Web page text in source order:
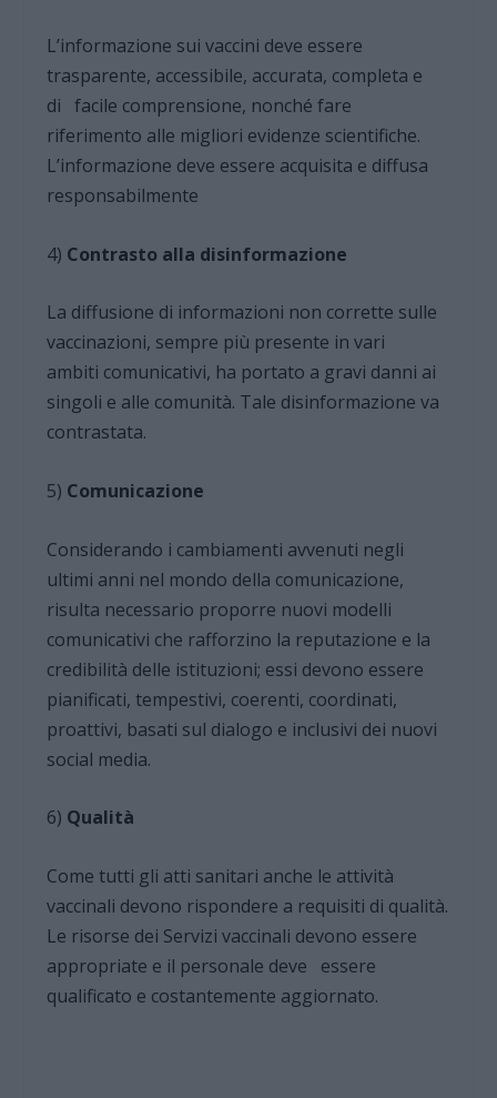
L’informazione sui vaccini deve essere
trasparente, accessibile, accurata, completa e
di facile comprensione, nonché fare
riferimento alle migliori evidenze scientifiche.
L’informazione deve essere acquisita e diffusa
responsabilmente
4) Contrasto alla disinformazione
La diffusione di informazioni non corrette sulle
vaccinazioni, sempre più presente in vari
ambiti comunicativi, ha portato a gravi danni ai
singoli e alle comunità. Tale disinformazione va
contrastata.
5) Comunicazione
Considerando i cambiamenti avvenuti negli
ultimi anni nel mondo della comunicazione,
risulta necessario proporre nuovi modelli
comunicativi che rafforzino la reputazione e la
credibilità delle istituzioni; essi devono essere
pianificati, tempestivi, coerenti, coordinati,
proattivi, basati sul dialogo e inclusivi dei nuovi
social media.
6) Qualità
Come tutti gli atti sanitari anche le attività
vaccinali devono rispondere a requisiti di qualità.
Le risorse dei Servizi vaccinali devono essere
appropriate e il personale deve essere
qualificato e costantemente aggiornato.